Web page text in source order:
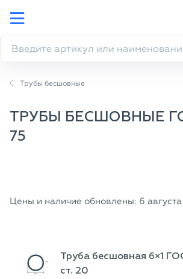
Трубы бесшовные
ТРУБЫ БЕСШОВНЫЕ
75
Цены и наличие обновлены: 6
Труба бесшовная 6×1
ст. 20